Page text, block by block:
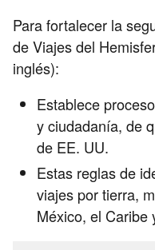
Para fortalecer la
de Viajes del
inglés):
Establece
y ciudadanía, de
de EE. UU.
Estas reglas de
viajes por tierra,
México, el Caribe